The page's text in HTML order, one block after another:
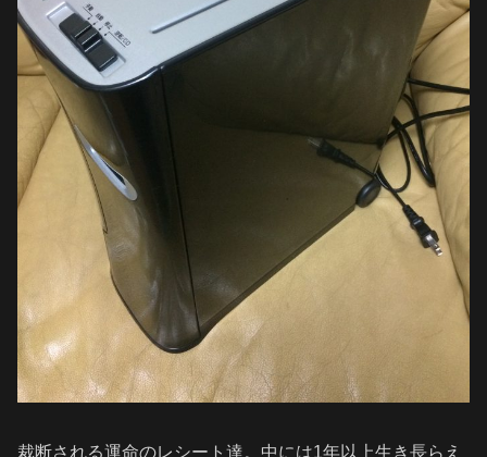
裁断される運命のレシート達。中には1年以上生き長らえ